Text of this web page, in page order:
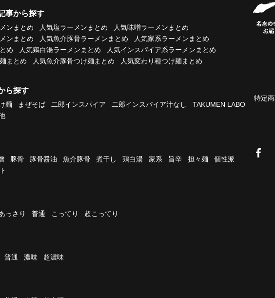
事から探す
ンまとめ 人気塩ラーメンまとめ
人気味噌ラーメンまとめ
ンまとめ
人気魚介豚骨ラーメンまとめ
人気家系ラーメンまとめ
め
人気鶏白湯ラーメンまとめ
人気インスパイア系ラーメンまとめ
まとめ
人気魚介豚骨つけ麺まとめ 人気変わり種つけ麺まとめ
ら探す
麺 まぜそば 二郎インスパイア 二郎インスパイア汁なし
TAKUMEN LABO
豚骨 豚骨醤油 魚介豚骨 煮干し 鶏白湯 家系 旨辛 担々麺
個性派
っさり 普通 こってり 超こってり
普通 濃味 超濃味
特定